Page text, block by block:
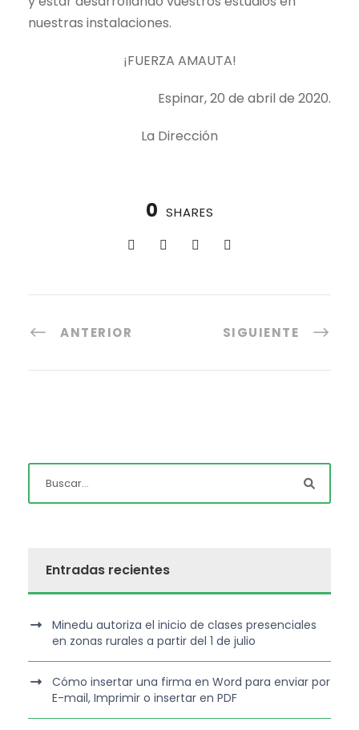
nuestras instalaciones.
¡FUERZA AMAUTA!
Espinar, 20 de abril de 2020.
La Dirección
0 SHARES
ANTERIOR SIGUIENTE
Entradas recientes
Minedu autoriza el inicio de clases presenciales
en zonas rurales a partir del 1 de julio
Cómo insertar una firma en Word para enviar por
E-mail, Imprimir o insertar en PDF